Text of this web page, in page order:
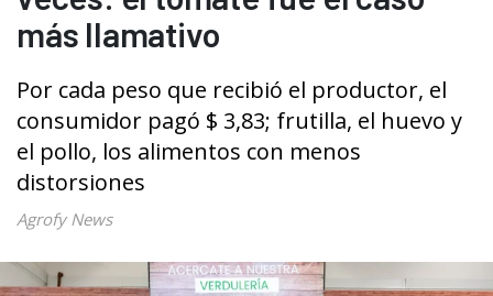
más llamativo
Por cada peso que recibió el productor, el
consumidor pagó $ 3,83; frutilla, el huevo y
el pollo, los alimentos con menos
distorsiones
Agrofy News